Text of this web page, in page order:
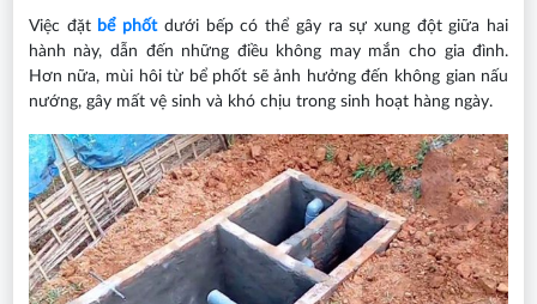
Việc đặt bể phốtdưới bếp có thể gây ra sự xung đột giữa hai
hành này, dẫn đến những điều không may mắn cho gia đình.
Hơn nữa, mùi hôi từ bể phốt sẽ ảnh hưởng đến không gian nấu
nướng, gây mất vệ sinh và khó chịu trong sinh hoạt hàng ngày.